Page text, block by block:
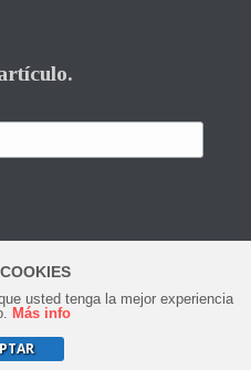
derechos reservados.
0
usted tenga la mejor experiencia
Más info